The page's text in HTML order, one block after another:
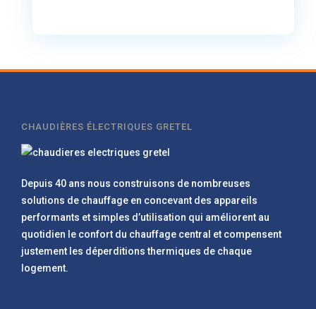
CHAUDIÈRES ÉLECTRIQUES GRETEL
Depuis 40 ans nous construisons de nombreuses
solutions de chauffage en concevant des appareils
performants et simples d’utilisation qui améliorent au
quotidien le confort du chauffage central et compensent
justement les déperditions thermiques de chaque
logement.